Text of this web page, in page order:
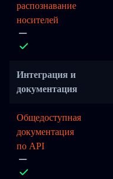
распознавание
носителей
Интеграция и
документация
Общедоступная
документация
по API